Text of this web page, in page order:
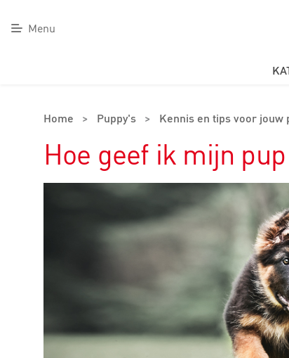
Menu
Home > Puppy's > Kennis en tips voor jouw
Hoe geef ik mijn